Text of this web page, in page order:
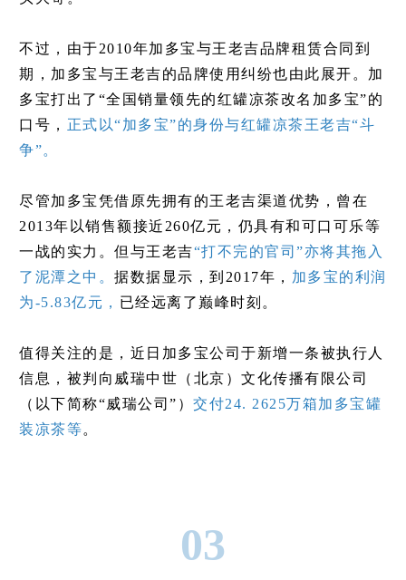
不过，由于2010年加多宝与王老吉品牌租赁合同到
期，加多宝与王老吉的品牌使用纠纷也由此展开。加
多宝打出了“全国销量领先的红罐凉茶改名加多宝”的
口号， 正式以“加多宝”的身份与红罐凉茶王老吉“斗
争”。
尽管加多宝凭借原先拥有的王老吉渠道优势，曾在
2013年以销售额接近260亿元，仍具有和可口可乐等
一战的实力。但与王老吉“打不完的官司”亦将其拖入
了泥潭之中。 据数据显示，到2017年， 加多宝的利润
为-5.83亿元， 已经远离了巅峰时刻。
值得关注的是，近日加多宝公司于新增一条被执行人
信息，被判向威瑞中世（北京）文化传播有限公司
（以下简称“威瑞公司”） 交付24. 2625万箱加多宝罐
装凉茶等。
03